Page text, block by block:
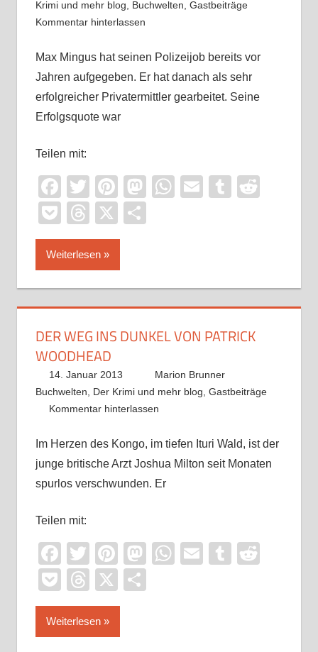
Krimi und mehr blog Buchwelten Gastbeiträge
Kommentar hinterlassen
Max Mingus hat seinen Polizeijob bereits vor
Jahren aufgegeben. Er hat danach als sehr
erfolgreicher Privatermittler gearbeitet. Seine
Erfolgsquote war
Teilen mit:
Facebook
TwitterPinterest
Mastodon
WhatsApp
EmailTumblr
PocketThreads
X
Weiterlesen
DER WEG INS DUNKEL VON PATRICK
WOODHEAD
14. Januar 2013
Marion Brunner
Buchwelten, Der Krimi und mehr blog, Gastbeiträge
Kommentar hinterlassen
Im Herzen des Kongo, im tiefen Ituri Wald, ist der
junge britische Arzt Joshua Milton seit Monaten
spurlos verschwunden. Er
Teilen mit:
Facebook
TwitterPinterest
Mastodon
WhatsApp
EmailTumblr
PocketThreads
X
Weiterlesen